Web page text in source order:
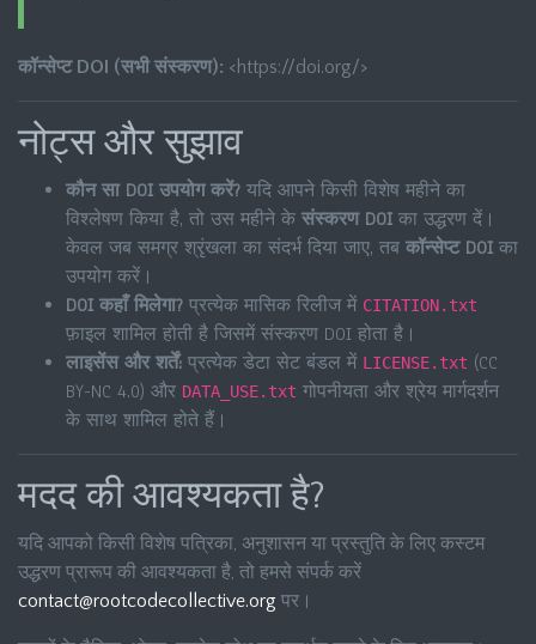
कॉन्सेप्ट DOI (सभी संस्करण): <https://doi.org/>
नोट्स और सुझाव
कौन सा DOI उपयोग करें? यदि आपने किसी विशेष महीने का
विश्लेषण किया है, तो उस महीने के संस्करण DOI का उद्धरण दें।
केवल जब समग्र श्रृंखला का संदर्भ दिया जाए, तब कॉन्सेप्ट DOI का
उपयोग करें।
DOI कहाँ मिलेगा? प्रत्येक मासिक रिलीज में CITATION.txt
फ़ाइल शामिल होती है जिसमें संस्करण DOI होता है।
लाइसेंस और शर्तें: प्रत्येक डेटा सेट बंडल में LICENSE.txt (CC
BY-NC 4.0) और DATA_USE.txt गोपनीयता और श्रेय मार्गदर्शन
के साथ शामिल होते हैं।
मदद की आवश्यकता है?
यदि आपको किसी विशेष पत्रिका, अनुशासन या प्रस्तुति के लिए कस्टम
उद्धरण प्रारूप की आवश्यकता है, तो हमसे संपर्क करें
contact@rootcodecollective.org पर।